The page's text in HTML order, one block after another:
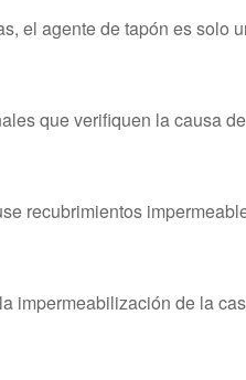
el agente de tapón es solo
que verifiquen la causa
recubrimientos
impermeabilización de la